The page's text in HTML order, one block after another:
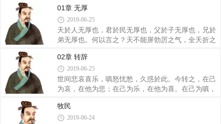
01章 无厚
2019-06-25
天於人无厚也，君於民无厚也，父於子无厚也，兄於
弟无厚也。何以言之？天不能屏勃厉之气，全夭折之
盗者，有诈伪相迷者，皆生於不足，起於贫穷，而君
必执法诛之，此於民无厚也。尧舜位为天子，而丹朱
商均为布衣，此於子无厚也。周公诛管蔡，此於弟无
厚也。推而言之，何厚之有？循名责实，君之事也；
者，未之有也。君有三累，臣有四责。何谓三累？惟
亲所信，一累；以名取士，二累；近故亲疏，三累。
02章 转辞
2019-06-25
世间悲哀喜乐，嗔怒忧愁，久惑於此。今转之，在己
为哀，在他为悲；在己为乐，在他为喜。在己为嗔，
谢之与议。故之与古，诺之与已，相去千里也。夫言
之术，与智者言，依於博；与博者言，依於辩；与辩
牧民
2019-06-24